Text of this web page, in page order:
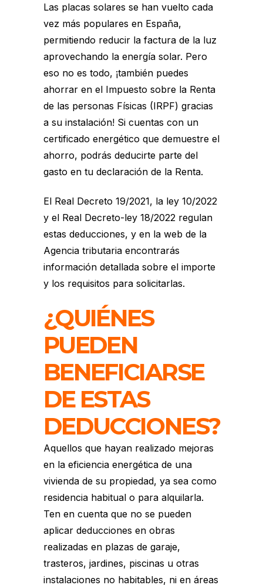
Las placas solares se han vuelto cada
vez más populares en España,
permitiendo reducir la factura de la luz
aprovechando la energía solar. Pero
eso no es todo, ¡también puedes
ahorrar en el Impuesto sobre la Renta
de las personas Físicas (IRPF) gracias
a su instalación! Si cuentas con un
certificado energético que demuestre el
ahorro, podrás deducirte parte del
gasto en tu declaración de la Renta.
El Real Decreto 19/2021, la ley 10/2022
y el Real Decreto-ley 18/2022 regulan
estas deducciones, y en la web de la
Agencia tributaria encontrarás
información detallada sobre el importe
y los requisitos para solicitarlas.
¿QUIÉNES
PUEDEN
BENEFICIARSE
DE ESTAS
DEDUCCIONES?
Aquellos que hayan realizado mejoras
en la eficiencia energética de una
vivienda de su propiedad, ya sea como
residencia habitual o para alquilarla.
Ten en cuenta que no se pueden
aplicar deducciones en obras
realizadas en plazas de garaje,
trasteros, jardines, piscinas u otras
instalaciones no habitables, ni en áreas